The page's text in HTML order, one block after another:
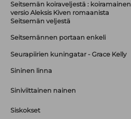
Seitsemän koiraveljestä : koiramainen
versio Aleksis Kiven romaanista
Seitsemän veljestä
Seitsemännen portaan enkeli
Seurapiirien kuningatar - Grace Kelly
Sininen linna
Siniviittainen nainen
Siskokset